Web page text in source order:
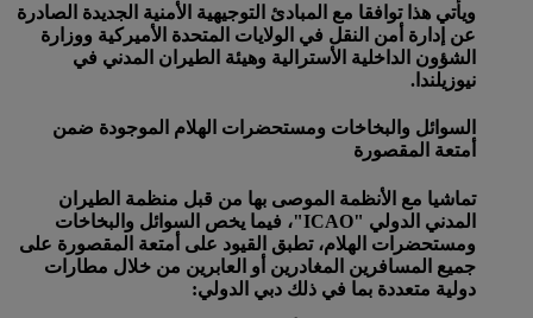
ويأتي هذا توافقا مع المبادئ التوجيهية الأمنية الجديدة الصادرة
عن إدارة أمن النقل في الولايات المتحدة الأميركية ووزارة
الشؤون الداخلية الأسترالية وهيئة الطيران المدني في
نيوزيلندا.
السوائل والبخاخات ومستحضرات الهلام الموجودة ضمن
أمتعة المقصورة
تماشيا مع الأنظمة الموصى بها من قبل منظمة الطيران
المدني الدولي "ICAO"، فيما يخص السوائل والبخاخات
ومستحضرات الهلام، تطبق القيود على أمتعة المقصورة على
جميع المسافرين المغادرين أو العابرين من خلال مطارات
دولية متعددة بما في ذلك دبي الدولي: